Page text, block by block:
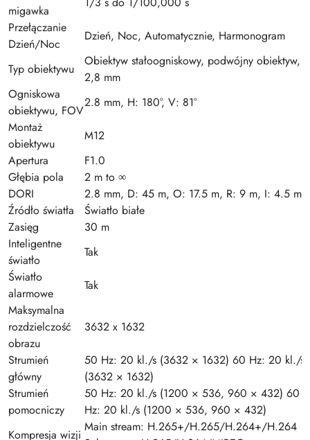
migawka
Przełączanie
Dzień/Noc
Dzień, Noc, Automatycznie, Harmonogram
Typ obiektywu
Obiektyw stałoogniskowy, podwójny obiektyw,
2,8 mm
Ogniskowa
obiektywu, FOV
2.8 mm, H: 180°, V: 81°
Montaż
obiektywu
M12
Apertura
F1.0
Głębia pola
2 m to ∞
DORI
2.8 mm, D: 45 m, O: 17.5 m, R: 9 m, I: 4.5 m
Źródło światła
Światło białe
Zasięg
30 m
Inteligentne
światło
Tak
Światło
alarmowe
Tak
Maksymalna
rozdzielczość
obrazu
3632 x 1632
Strumień
główny
50 Hz: 20 kl./s (3632 × 1632) 60 Hz: 20 kl./s
(3632 × 1632)
Strumień
pomocniczy
50 Hz: 20 kl./s (1200 × 536, 960 × 432) 60
Hz: 20 kl./s (1200 × 536, 960 × 432)
Kompresja wizji
Main stream: H.265+/H.265/H.264+/H.264